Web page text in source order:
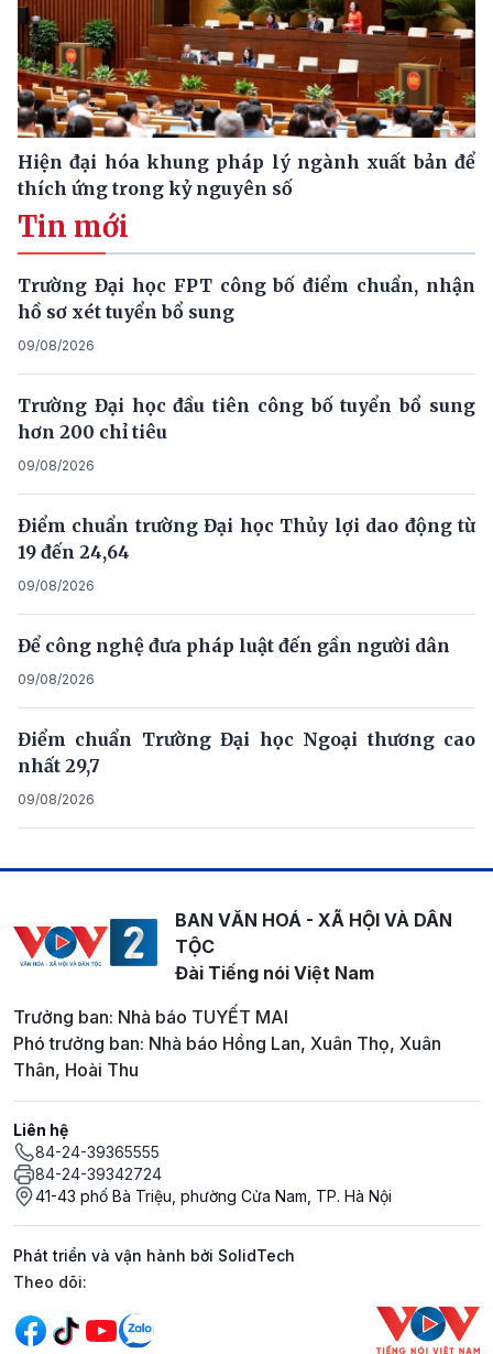
Hiện đại hóa khung pháp lý ngành xuất bản để
thích ứng trong kỷ nguyên số
Tin mới
Trường Đại học FPT công bố điểm chuẩn, nhận
hồ sơ xét tuyển bổ sung
09/08/2026
Trường Đại học đầu tiên công bố tuyển bổ sung
hơn 200 chỉ tiêu
09/08/2026
Điểm chuẩn trường Đại học Thủy lợi dao động từ
19 đến 24,64
09/08/2026
Để công nghệ đưa pháp luật đến gần người dân
09/08/2026
Điểm chuẩn Trường Đại học Ngoại thương cao
nhất 29,7
09/08/2026
BAN VĂN HOÁ - XÃ HỘI VÀ DÂN
TỘC
Đài Tiếng nói Việt Nam
Trưởng ban: Nhà báo TUYẾT MAI
Phó trưởng ban: Nhà báo Hồng Lan, Xuân Thọ, Xuân
Thân, Hoài Thu
Liên hệ
84-24-39365555
84-24-39342724
41-43 phố Bà Triệu, phường Cửa Nam, TP. Hà Nội
Phát triển và vận hành bởi SolidTech
Mạng xã hội
Theo dõi: